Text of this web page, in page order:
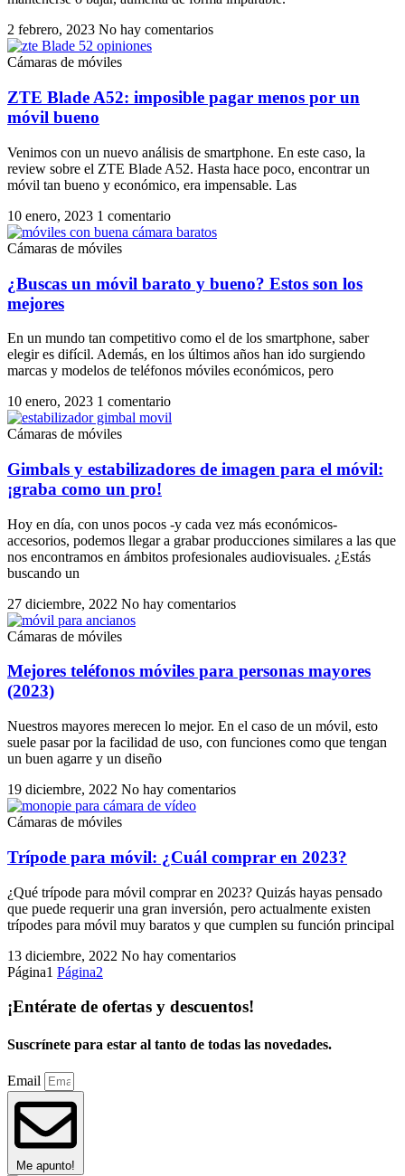
2 febrero, 2023 No hay comentarios
Cámaras de móviles
ZTE Blade A52: imposible pagar menos por un
móvil bueno
Venimos con un nuevo análisis de smartphone. En este caso, la
review sobre el ZTE Blade A52. Hasta hace poco, encontrar un
móvil tan bueno y económico, era impensable. Las
10 enero, 2023 1 comentario
Cámaras de móviles
¿Buscas un móvil barato y bueno? Estos son los
mejores
En un mundo tan competitivo como el de los smartphone, saber
elegir es difícil. Además, en los últimos años han ido surgiendo
marcas y modelos de teléfonos móviles económicos, pero
10 enero, 2023 1 comentario
Cámaras de móviles
Gimbals y estabilizadores de imagen para el móvil:
¡graba como un pro!
Hoy en día, con unos pocos -y cada vez más económicos-
accesorios, podemos llegar a grabar producciones similares a las que
nos encontramos en ámbitos profesionales audiovisuales. ¿Estás
buscando un
27 diciembre, 2022 No hay comentarios
Cámaras de móviles
Mejores teléfonos móviles para personas mayores
(2023)
Nuestros mayores merecen lo mejor. En el caso de un móvil, esto
suele pasar por la facilidad de uso, con funciones como que tengan
un buen agarre y un diseño
19 diciembre, 2022 No hay comentarios
Cámaras de móviles
Trípode para móvil: ¿Cuál comprar en 2023?
¿Qué trípode para móvil comprar en 2023? Quizás hayas pensado
que puede requerir una gran inversión, pero actualmente existen
trípodes para móvil muy baratos y que cumplen su función principal
13 diciembre, 2022 No hay comentarios
Página1 Página2
¡Entérate de ofertas y descuentos!
Suscrínete para estar al tanto de todas las novedades.
Email
Me apunto!